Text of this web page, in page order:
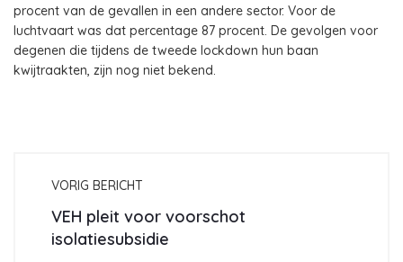
procent van de gevallen in een andere sector. Voor de
luchtvaart was dat percentage 87 procent. De gevolgen voor
degenen die tijdens de tweede lockdown hun baan
kwijtraakten, zijn nog niet bekend.
VORIG BERICHT
VEH pleit voor voorschot
isolatiesubsidie